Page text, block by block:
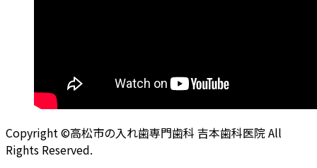
Copyright ©高松市の入れ歯専門歯科 吉本歯科医院 All
Rights Reserved.